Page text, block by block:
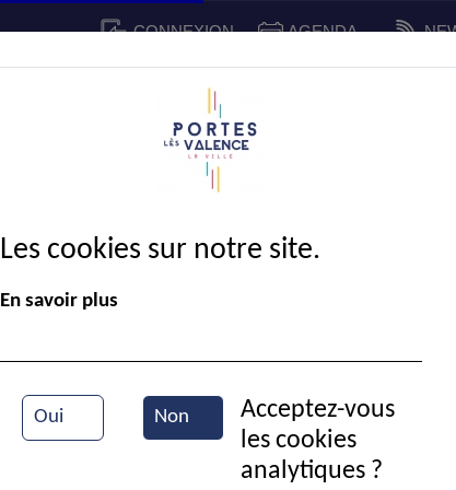
CONNEXION AGENDA
CADRE DE VIE
Repas des anciens
Les cookies sur notre site.
En savoir plus
Oui Non
Acceptez-vous
les cookies
analytiques ?